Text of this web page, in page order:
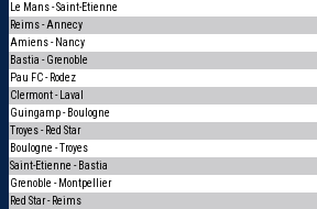
Le Mans - Saint-Etienne
Reims - Annecy
Amiens - Nancy
Bastia - Grenoble
Pau FC - Rodez
Clermont - Laval
Guingamp - Boulogne
Troyes - Red Star
Boulogne - Troyes
Saint-Etienne - Bastia
Grenoble - Montpellier
Red Star - Reims